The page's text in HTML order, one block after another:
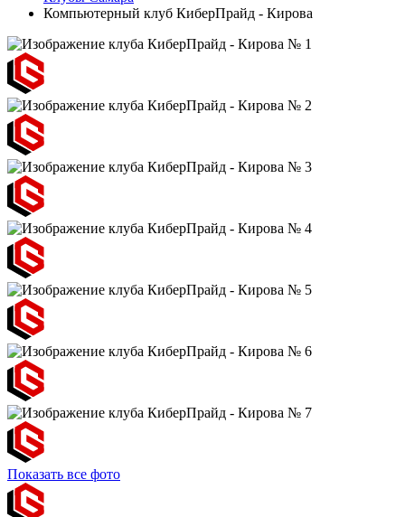
Компьютерный клуб КиберПрайд - Кирова
Показать все фото